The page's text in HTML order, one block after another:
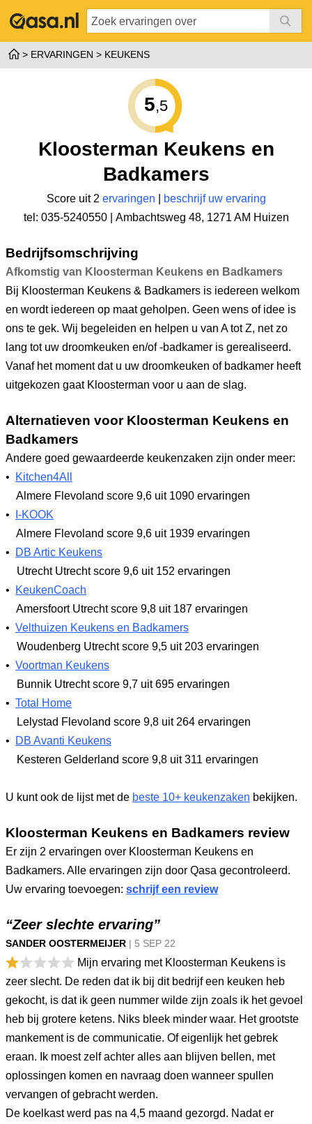
ERVARINGEN KEUKENS
5,5
Kloosterman Keukens en
Badkamers
Score uit 2 ervaringen
beschrijf uw ervaring
tel: 035-5240550 | Ambachtsweg 48, 1271 AM Huizen
Bedrijfsomschrijving
Afkomstig van Kloosterman Keukens en Badkamers
Bij Kloosterman Keukens & Badkamers is iedereen welkom
en wordt iedereen op maat geholpen. Geen wens of idee is
ons te gek. Wij begeleiden en helpen u van A tot Z, net zo
lang tot uw droomkeuken en/of -badkamer is gerealiseerd.
Vanaf het moment dat u uw droomkeuken of badkamer heeft
uitgekozen gaat Kloosterman voor u aan de slag.
Alternatieven voor Kloosterman Keukens en
Badkamers
Andere goed gewaardeerde keukenzaken zijn onder meer:
•
Kitchen4All
Almere Flevoland score 9,6 uit 1090 ervaringen
•
I-KOOK
Almere Flevoland score 9,6 uit 1939 ervaringen
•
DB Artic Keukens
Utrecht Utrechtscore 9,6 uit 152 ervaringen
•
KeukenCoach
Amersfoort Utrechtscore 9,8 uit 187 ervaringen
• Velthuizen Keukens en Badkamers
Woudenberg Utrechtscore 9,5 uit 203 ervaringen
• Voortman Keukens
Bunnik Utrechtscore 9,7 uit 695 ervaringen
• Total Home
Lelystad Flevoland score 9,8 uit 264 ervaringen
•
DB Avanti Keukens
Kesteren Gelderland score 9,8 uit 311 ervaringen
U kunt ook de lijst met de beste 10+ keukenzaken bekijken.
Kloosterman Keukens en Badkamers review
Er zijn 2 ervaringen over Kloosterman Keukens en
Badkamers. Alle ervaringen zijn door Qasa gecontroleerd.
Uw ervaring toevoegen: schrijf een review
“Zeer slechte ervaring”
SANDER OOSTERMEIJER | 5 SEP 22
Mijn ervaring met Kloosterman Keukens is
zeer slecht. De reden dat ik bij dit bedrijf een keuken heb
gekocht, is dat ik geen nummer wilde zijn zoals ik het gevoel
heb bij grotere ketens. Niks bleek minder waar. Het grootste
mankement is de communicatie. Of eigenlijk het gebrek
eraan. Ik moest zelf achter alles aan blijven bellen, met
oplossingen komen en navraag doen wanneer spullen
vervangen of gebracht werden.
De koelkast werd pas na 4,5 maand gezorgd. Nadat er